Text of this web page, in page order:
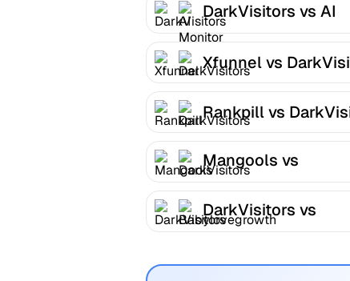
DarkVisitors vs AI
Monitor
Xfunnel vs
Rankpill vs
Mangools vs
DarkVisitors
DarkVisitors vs
Babylovegrowth